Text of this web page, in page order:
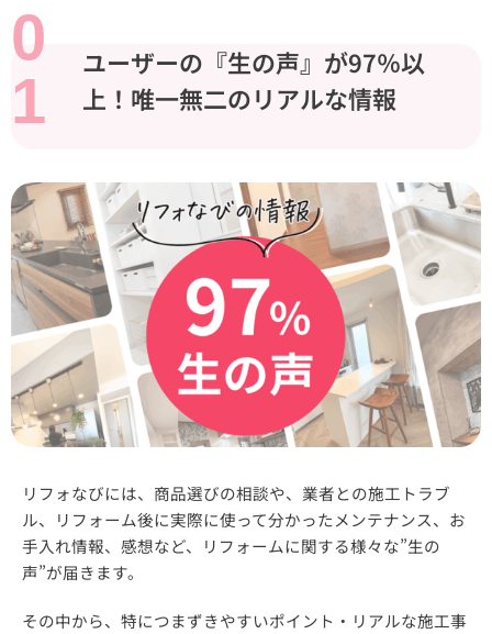
0
1
ユーザーの『生の声』が97％以
上！唯一無二のリアルな情報
リフォなびには、商品選びの相談や、業者との施工トラブ
ル、リフォーム後に実際に使って分かったメンテナンス、お
手入れ情報、感想など、リフォームに関する様々な”生の
声”が届きます。
その中から、特につまずきやすいポイント・リアルな施工事